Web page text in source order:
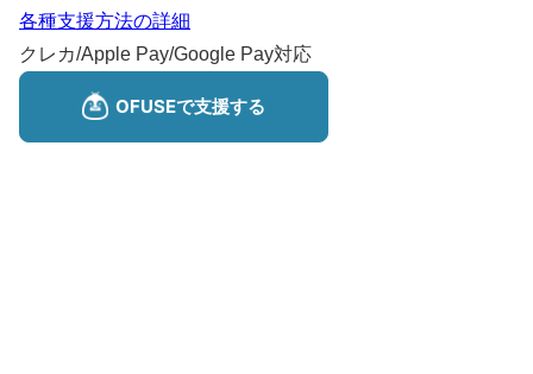
各種支援方法の詳細
クレカ/Apple Pay/Google Pay対応